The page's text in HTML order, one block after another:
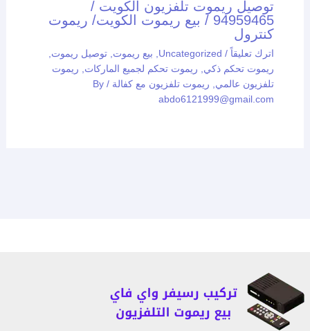
توصيل ريموت تلفزيون الكويت /
94959465 / بيع ريموت الكويت/ ريموت
كنترول
اترك تعليقاً /
Uncategorized
, بيع ريموت, توصيل ريموت,
ريموت تحكم ذكي, ريموت تحكم لجميع الماركات, ريموت
تلفزيون عالمي, ريموت تلفزيون مع كفالة / By
abdo6121999@gmail.com